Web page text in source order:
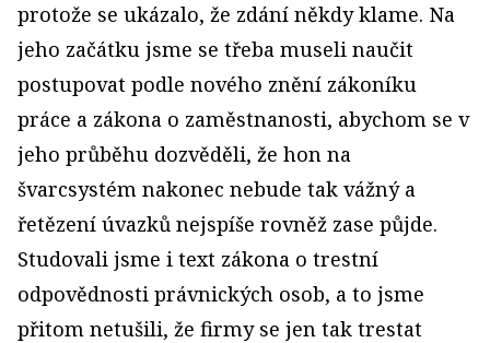
protože se ukázalo, že zdání někdy klame. Na
jeho začátku jsme se třeba museli naučit
postupovat podle nového znění zákoníku
práce a zákona o zaměstnanosti, abychom se v
jeho průběhu dozvěděli, že hon na
švarcsystém nakonec nebude tak vážný a
řetězení úvazků nejspíše rovněž zase půjde.
Studovali jsme i text zákona o trestní
odpovědnosti právnických osob, a to jsme
přitom netušili, že firmy se jen tak trestat